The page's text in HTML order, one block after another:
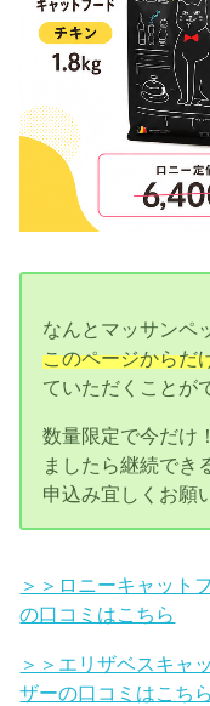
なんとマッサンペ
このページからだ
ていただくことが
数量限定で今だけ
ましたら継続でき
申込み宜しくお願
＞＞ロニーキャット
の口コミはこちら
＞＞エリザベスキャ
ザーの口コミはこちら